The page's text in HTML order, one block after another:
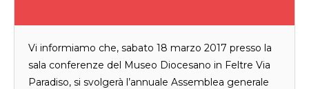
Vi informiamo che, sabato 18 marzo 2017 presso la
sala conferenze del Museo Diocesano in Feltre Via
Paradiso, si svolgerà l’annuale Assemblea generale